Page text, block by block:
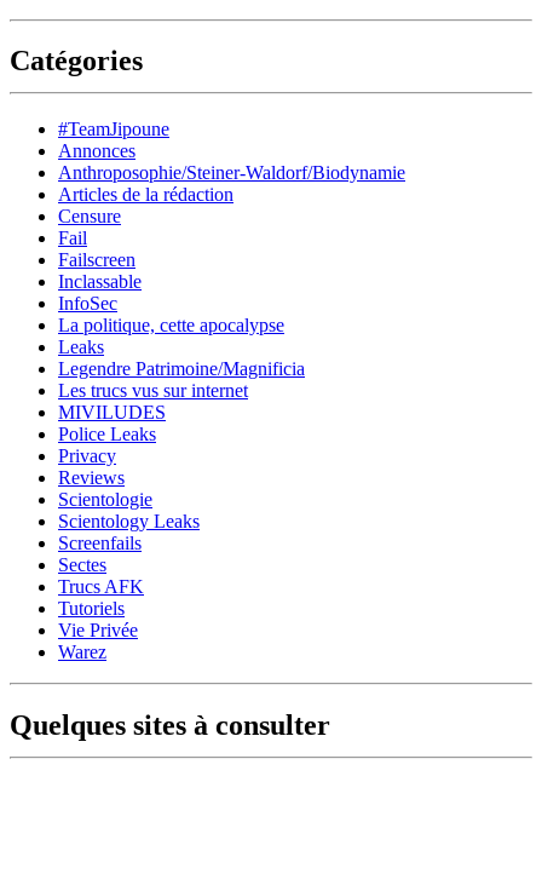
Catégories
#TeamJipoune
Annonces
Anthroposophie/Steiner-Waldorf/Biodynamie
Articles de la rédaction
Censure
Fail
Failscreen
Inclassable
InfoSec
La politique, cette apocalypse
Leaks
Legendre Patrimoine/Magnificia
Les trucs vus sur internet
MIVILUDES
Police Leaks
Privacy
Reviews
Scientologie
Scientology Leaks
Screenfails
Sectes
Trucs AFK
Tutoriels
Vie Privée
Warez
Quelques sites à consulter